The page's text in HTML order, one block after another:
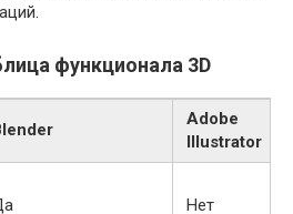
функционала 3D
Adobe
Illustrator
Нет